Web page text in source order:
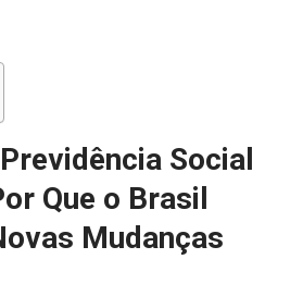
Social
Que o Brasil
Mudanças